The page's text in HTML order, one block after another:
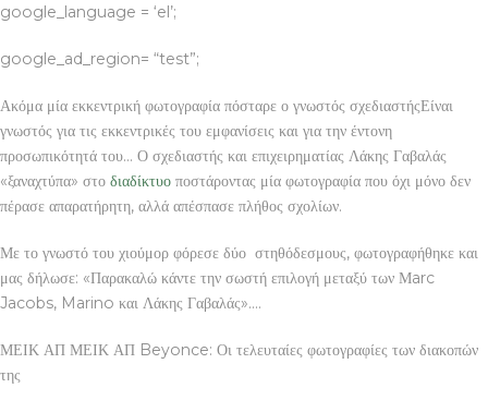
google_language = ‘el’;
google_ad_region= “test”;
Ακόμα μία εκκεντρική φωτογραφία πόσταρε ο γνωστός σχεδιαστήςΕίναι
γνωστός για τις εκκεντρικές του εμφανίσεις και για την έντονη
προσωπικότητά του… Ο σχεδιαστής και επιχειρηματίας Λάκης Γαβαλάς
«ξαναχτύπα» στο διαδίκτυο ποστάροντας μία φωτογραφία που όχι μόνο δεν
πέρασε απαρατήρητη, αλλά απέσπασε πλήθος σχολίων.
Με το γνωστό του χιούμορ φόρεσε δύο στηθόδεσμους, φωτογραφήθηκε και
μας δήλωσε: «Παρακαλώ κάντε την σωστή επιλογή μεταξύ των Μarc
Jacobs, Marino και Λάκης Γαβαλάς»….
ΜΕΙΚ ΑΠ ΜΕΙΚ ΑΠ Beyonce: Οι τελευταίες φωτογραφίες των διακοπών
της